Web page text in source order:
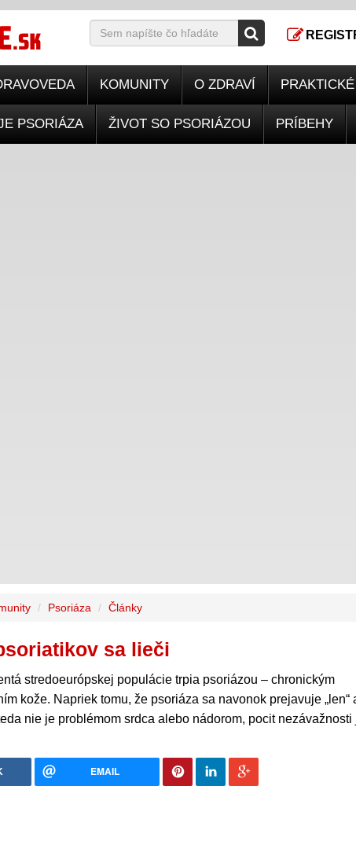
KOMUNITY O ZDRAVÍ PRAKTICKÉ
PSORIÁZA ŽIVOT SO PSORIÁZOU PRÍBEHY
Psoriáza Články
sa lieči
stredoeurópskej populácie trpia psoriázou – chronickým
kože. Napriek tomu, že psoriáza sa navonok prejavuje „len“
nie je problémom srdca alebo nádorom, pocit nezávažnosti
EMAIL